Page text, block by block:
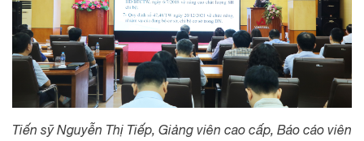
Tiến sỹ Nguyễn Thị Tiếp, Giảng viên cao cấp, Báo cáo viên